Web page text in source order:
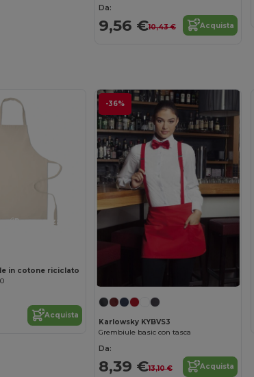
Da:
9,56 €10,43 € Acquista
Personalizzalo!
in cotone riciclato
Acquista
-36%
Karlowsky KYBVS3
Grembiule basic con tasca
Da:
8,39 €13,10 € Acquista